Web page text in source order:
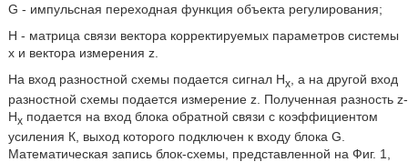
G - импульсная переходная функция объекта регулирования;
Н - матрица связи вектора корректируемых параметров системы
х и вектора измерения z.
На вход разностной схемы подается сигнал Нх, а на другой вход
разностной схемы подается измерение z. Полученная разность z-
Hxподается на вход блока обратной связи с коэффициентом
усиления К, выход которого подключен к входу блока G.
Математическая запись блок-схемы, представленной на Фиг. 1,